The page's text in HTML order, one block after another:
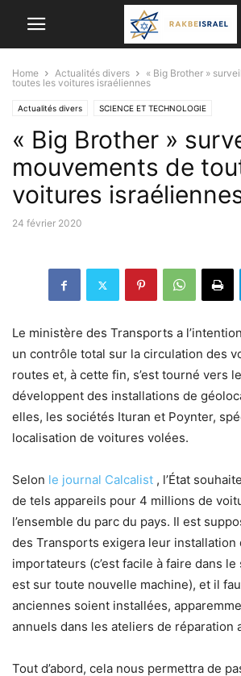
Home Actualités divers
« Big Brother »
toutes les voitures israéliennes
Actualités divers SCIENCE ET TECHNOLOGIE
« Big Brother »
mouvements de
voitures
24 février 2020
Le ministère des Transports a
un contrôle total sur la circulation des
routes et, à cette fin, s’est tourné vers
développent des installations de
elles, les sociétés Ituran et Poynter,
localisation de voitures volées.
Selon le journal Calcalist , l’État
de tels appareils pour 4 millions de
l’ensemble du parc du pays. Il est
des Transports exigera leur installation
importateurs (c’est facile à faire dans le
est sur toute nouvelle machine), et il
anciennes soient installées,
annuels dans les ateliers de réparation
Tout d’abord, cela nous permettra de